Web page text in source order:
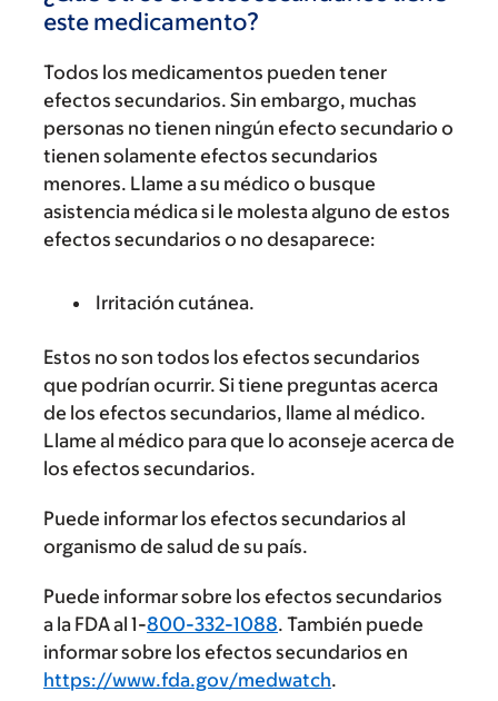
este medicamento?
Todos los medicamentos pueden tener
efectos secundarios. Sin embargo, muchas
personas no tienen ningún efecto secundario o
tienen solamente efectos secundarios
menores. Llame a su médico o busque
asistencia médica si le molesta alguno de estos
efectos secundarios o no desaparece:
Irritación cutánea.
Estos no son todos los efectos secundarios
que podrían ocurrir. Si tiene preguntas acerca
de los efectos secundarios, llame al médico.
Llame al médico para que lo aconseje acerca de
los efectos secundarios.
Puede informar los efectos secundarios al
organismo de salud de su país.
Puede informar sobre los efectos secundarios
a la FDA al 1-800-332-1088. También puede
informar sobre los efectos secundarios en
https://www.fda.gov/medwatch.